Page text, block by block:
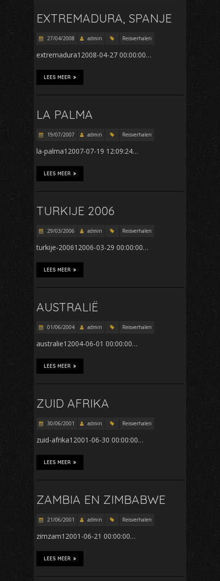
EXTREMADURA, SPANJE
27/04/2008 admin Reisverhalen
extremadura12008-04-27 00:00:00…
LEES MEER
LA PALMA
19/07/2007 admin Reisverhalen
la-palma12007-07-19 12:09:24…
LEES MEER
TURKIJE 2006
29/03/2006 admin Reisverhalen
turkije-200612006-03-29 00:00:00…
LEES MEER
AUSTRALIË
01/06/2004 admin Reisverhalen
australie12004-06-01 00:00:00…
LEES MEER
ZUID AFRIKA
30/06/2001 admin Reisverhalen
zuid-afrika12001-06-30 00:00:00…
LEES MEER
ZAMBIA EN ZIMBABWE
21/06/2001 admin Reisverhalen
zimzam12001-06-21 00:00:00…
LEES MEER